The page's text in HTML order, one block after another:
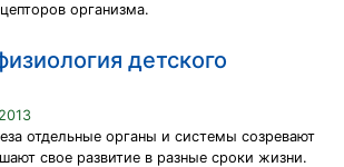
организма.
детского
отдельные органы и системы созревают
свое развитие в разные сроки жизни.